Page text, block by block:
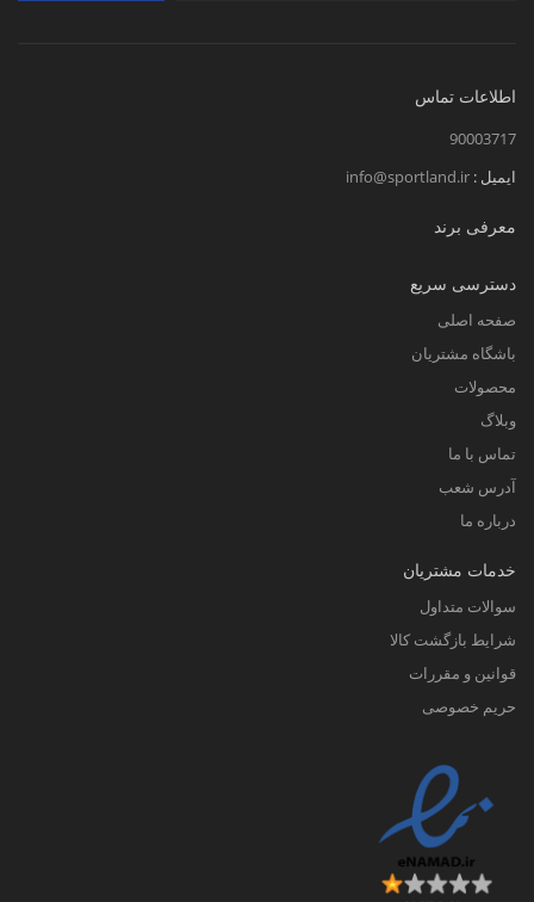
اطلاعات تماس
90003717
ایمیل : info@sportland.ir
معرفی برند
دسترسی سریع
صفحه اصلی
باشگاه مشتریان
محصولات
وبلاگ
تماس با ما
آدرس شعب
درباره ما
خدمات مشتریان
سوالات متداول
شرایط بازگشت کالا
قوانین و مقررات
حریم خصوصی